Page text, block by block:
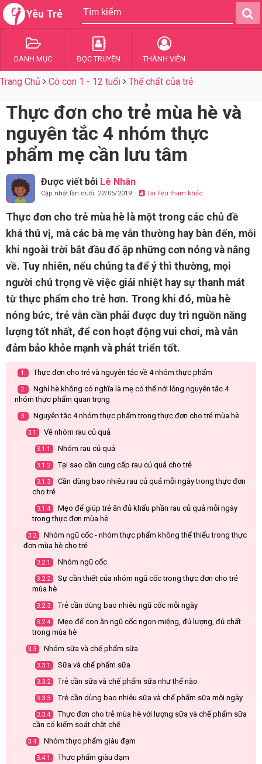
Yêu Trẻ
DANH MỤC ĐỌC TRUYỆN THÀNH VIÊN
Trang Chủ Có con 1 - 12 tuổi Thể chất của trẻ
Thực đơn cho trẻ mùa hè và
nguyên tắc 4 nhóm thực
phẩm mẹ cần lưu tâm
Được viết bởi Lê Nhân
Cập nhật lần cuối: 22/05/2019 Tài liệu tham khảo
Thực đơn cho trẻ mùa hè là một trong các chủ đề
khá thú vị, mà các bà mẹ vẫn thường hay bàn đến, mỗi
khi ngoài trời bắt đầu đổ ập những cơn nóng và nắng
về. Tuy nhiên, nếu chúng ta để ý thì thường, mọi
người chú trọng về việc giải nhiệt hay sự thanh mát
từ thực phẩm cho trẻ hơn. Trong khi đó, mùa hè
nóng bức, trẻ vẫn cần phải được duy trì nguồn năng
lượng tốt nhất, để con hoạt động vui chơi, mà vẫn
đảm bảo khỏe mạnh và phát triển tốt.
1. Thực đơn cho trẻ và nguyên tắc về 4 nhóm thực phẩm
2.
Nghỉ hè không có nghĩa là mẹ có thể nới lỏng nguyên tắc 4
nhóm thực phẩm quan trọng
3. Nguyên tắc 4 nhóm thực phẩm trong thực đơn cho trẻ mùa hè
3.1. Về nhóm rau củ quả
3.1.1. Nhóm rau củ quả
3.1.2. Tại sao cần cung cấp rau củ quả cho trẻ
3.1.3.
Cần dùng bao nhiêu rau củ quả mỗi ngày trong thực đơn
cho trẻ
3.1.4.
Mẹo để giúp trẻ ăn đủ khẩu phần rau củ quả mỗi ngày
trong thực đơn mùa hè
3.2.
Nhóm ngũ cốc - nhóm thực phẩm không thể thiếu trong thực
đơn mùa hè cho trẻ
3.2.1. Nhóm ngũ cốc
3.2.2.
Sự cần thiết của nhóm ngũ cốc trong thực đơn cho trẻ
mùa hè
3.2.3. Trẻ cần dùng bao nhiêu ngũ cốc mỗi ngày
3.2.4.
Mẹo để con ăn ngũ cốc ngon miệng, đủ lượng, đủ chất
trong mùa hè
3.3. Nhóm sữa và chế phẩm sữa
3.3.1. Sữa và chế phẩm sữa
3.3.2. Trẻ cần sữa và chế phẩm sữa như thế nào
3.3.3. Trẻ cần dùng bao nhiêu sữa và chế phẩm sữa mỗi ngày
3.3.4.
Thực đơn cho trẻ mùa hè với lượng sữa và chế phẩm sữa
cần có kiểm soát chặt chẽ
3.4. Nhóm thực phẩm giàu đạm
3.4.1. Thực phẩm giàu đạm